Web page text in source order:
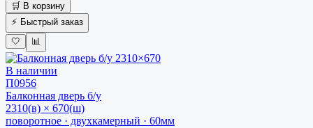
🛒 В корзину
⚡ Быстрый заказ
🤍
📊
В наличии
П0956
Балконная дверь б/у
2310(в) × 670(ш)
поворотное · двухкамерный · 60мм